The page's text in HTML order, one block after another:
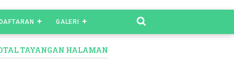
GALERI
TAYANGAN HALAMAN